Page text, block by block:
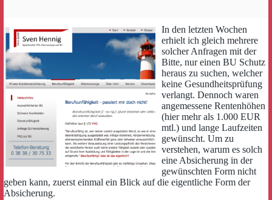
In den letzten Wochen
erhielt ich gleich mehrere
solcher Anfragen mit der
Bitte, nur einen BU Schutz
heraus zu suchen, welcher
keine Gesundheitsprüfung
verlangt. Dennoch waren
angemessene Rentenhöhen
(hier mehr als 1.000 EUR
mtl.) und lange Laufzeiten
gewünscht. Um zu
verstehen, warum es solch
eine Absicherung in der
gewünschten Form nicht
geben kann, zuerst einmal ein Blick auf die eigentliche Form der
Absicherung.